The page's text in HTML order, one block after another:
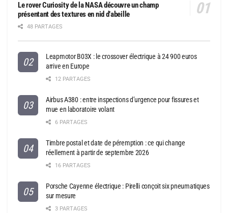
Le rover Curiosity de la NASA découvre un champ
présentant des textures en nid d’abeille
48 PARTAGES
Leapmotor B03X : le crossover électrique à 24 900 euros
arrive en Europe
12 PARTAGES
Airbus A380 : entre inspections d’urgence pour fissures et
mue en laboratoire volant
6 PARTAGES
Timbre postal et date de péremption : ce qui change
réellement à partir de septembre 2026
16 PARTAGES
Porsche Cayenne électrique : Pirelli conçoit six pneumatiques
sur mesure
3 PARTAGES